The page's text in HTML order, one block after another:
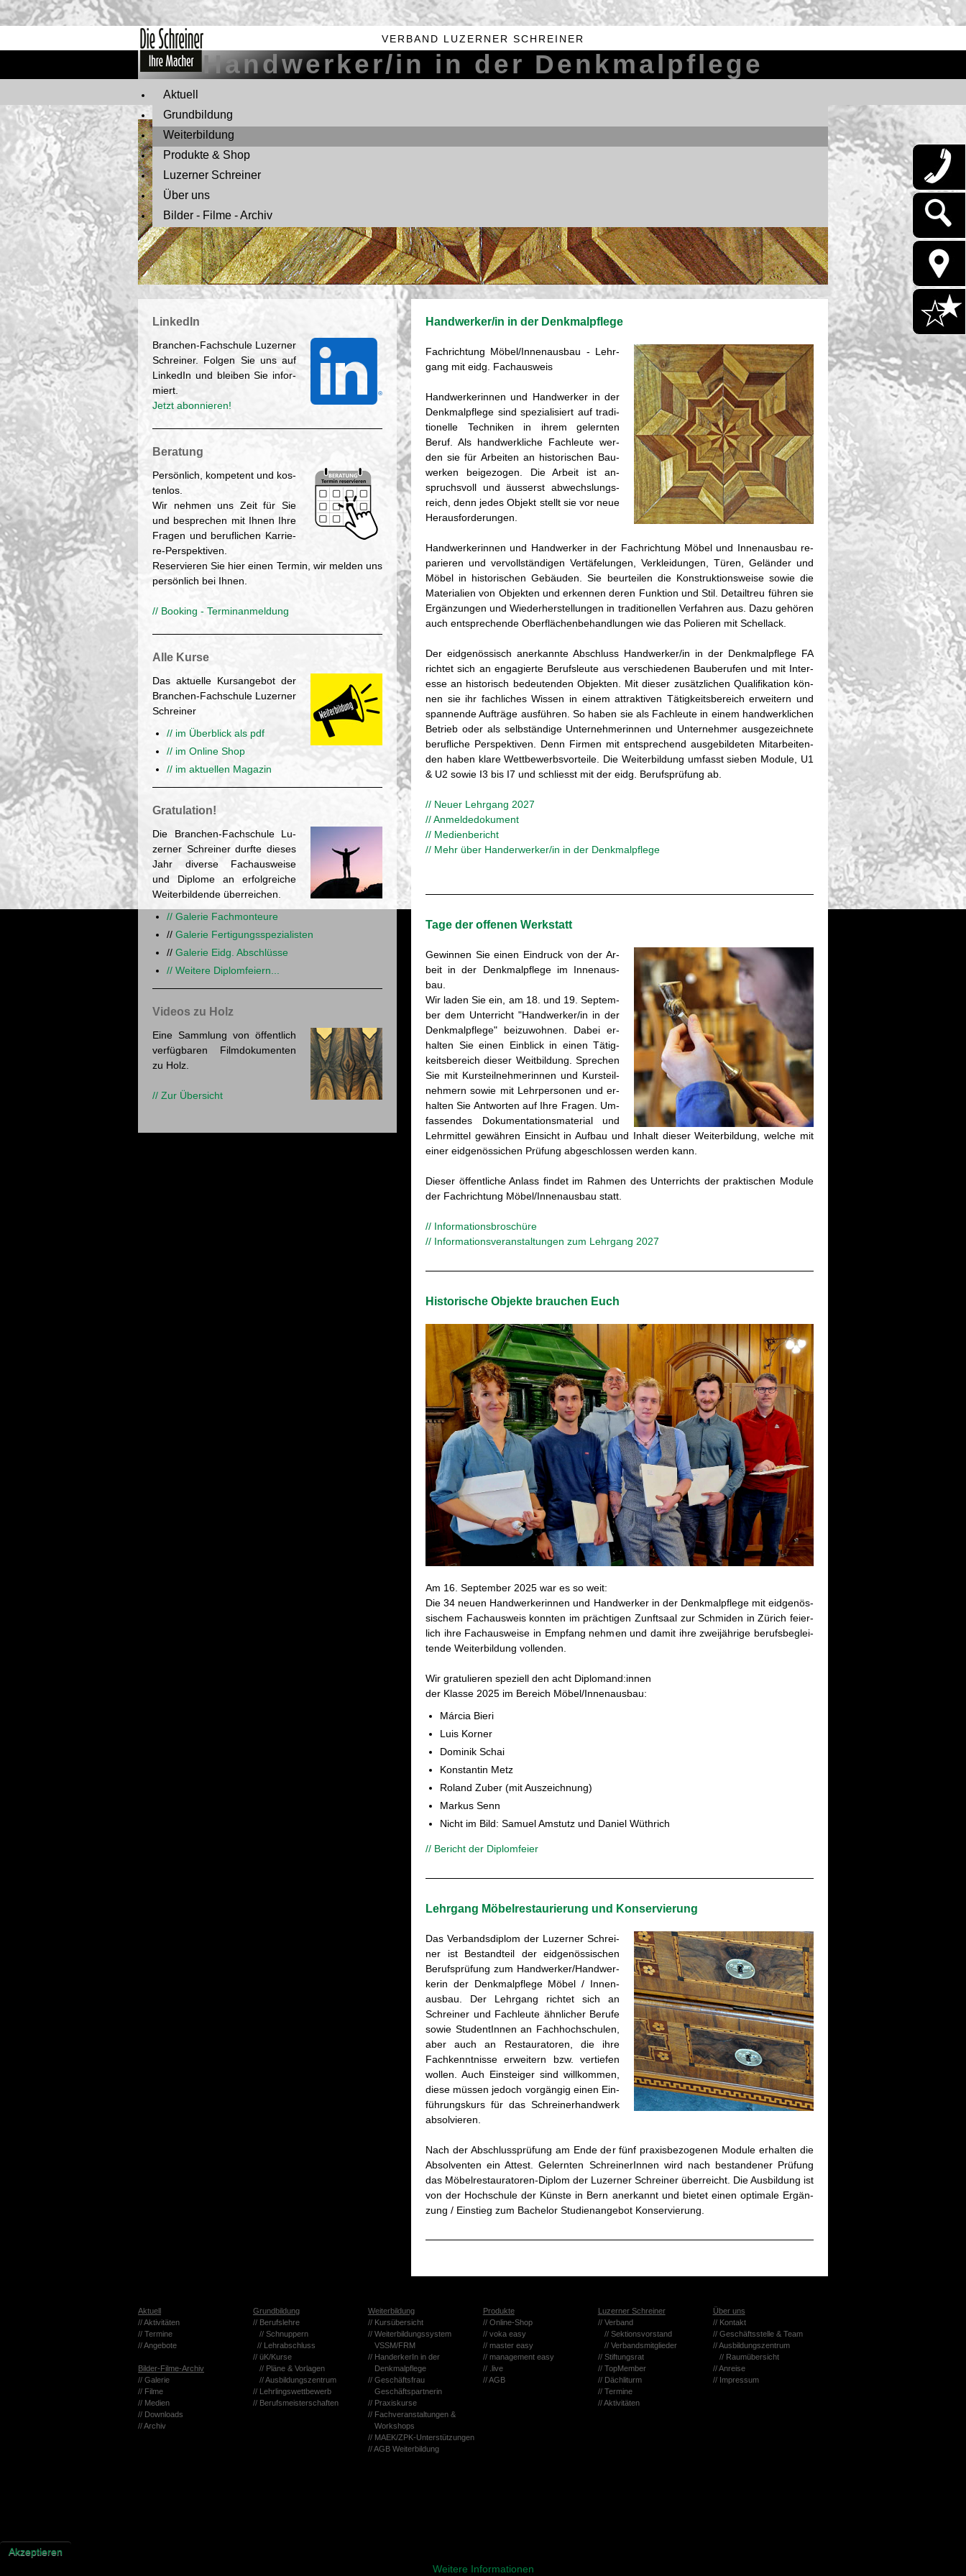
VER­BAND LU­ZER­NER SCHREI­NER
Hand­wer­ker/in in der Denk­mal­pfle­ge
Ak­tu­ell
Grund­bil­dung
Wei­ter­bil­dung
Pro­duk­te & Shop
Lu­zer­ner Schrei­ner
Über uns
Bil­der - Filme - Ar­chiv
Hand­wer­ker/in in der Denk­mal­pfle­ge
Fach­rich­tung Möbel/In­nen­aus­bau - Lehr­
gang mit eidg. Fach­aus­weis
Hand­wer­ke­rin­nen und Hand­wer­ker in der
Denk­mal­pfle­ge sind spe­zia­li­siert auf tra­di­
tio­nel­le Tech­ni­ken in ihrem ge­lern­ten
Beruf. Als hand­werk­li­che Fach­leu­te wer­
den sie für Ar­bei­ten an his­to­ri­schen Bau­
wer­ken bei­ge­zo­gen. Die Ar­beit ist an­
spruchs­voll und äus­serst ab­wechs­lungs­
reich, denn jedes Ob­jekt stellt sie vor neue
Her­aus­for­de­run­gen.
Hand­wer­ke­rin­nen und Hand­wer­ker in der Fach­rich­tung Möbel und In­nen­aus­bau re­
pa­rie­ren und ver­voll­stän­di­gen Ver­tä­fe­lun­gen, Ver­klei­dun­gen, Türen, Ge­län­der und
Möbel in his­to­ri­schen Ge­bäu­den. Sie be­ur­tei­len die Kon­struk­ti­ons­wei­se sowie die
Ma­te­ria­li­en von Ob­jek­ten und er­ken­nen deren Funk­ti­on und Stil. De­tail­treu füh­ren sie
Er­gän­zun­gen und Wie­der­her­stel­lun­gen in tra­di­tio­nel­len Ver­fah­ren aus. Dazu ge­hö­ren
auch ent­spre­chen­de Ober­flä­chen­be­hand­lun­gen wie das Po­lie­ren mit Schel­lack.
Der eid­ge­nös­sisch an­er­kann­te Ab­schluss Hand­wer­ker/in in der Denk­mal­pfle­ge FA
rich­tet sich an en­ga­gier­te Be­rufs­leu­te aus ver­schie­de­nen Bau­be­ru­fen und mit In­ter­
es­se an his­to­risch be­deu­ten­den Ob­jek­ten. Mit die­ser zu­sätz­li­chen Qua­li­fi­ka­ti­on kön­
nen sie ihr fach­li­ches Wis­sen in einem at­trak­ti­ven Tä­tig­keits­be­reich er­wei­tern und
span­nen­de Auf­trä­ge aus­füh­ren. So haben sie als Fach­leu­te in einem hand­werk­li­chen
Be­trieb oder als selb­stän­di­ge Un­ter­neh­me­rin­nen und Un­ter­neh­mer aus­ge­zeich­ne­te
be­ruf­li­che Per­spek­ti­ven. Denn Fir­men mit ent­spre­chend aus­ge­bil­de­ten Mit­ar­bei­ten­
den haben klare Wett­be­werbs­vor­tei­le. Die Wei­ter­bil­dung um­fasst sie­ben Mo­du­le, U1
& U2 sowie I3 bis I7 und schliesst mit der eidg. Be­rufs­prü­fung ab.
// Neuer Lehr­gang 2027
// An­mel­de­do­ku­ment
// Me­di­en­be­richt
// Mehr über Han­der­wer­ker/in in der Denk­mal­pfle­ge
Tage der of­fe­nen Werk­statt
Ge­win­nen Sie einen Ein­druck von der Ar­
beit in der Denk­mal­pfle­ge im In­nen­aus­
bau.
Wir laden Sie ein, am 18. und 19. Sep­tem­
ber dem Un­ter­richt "Hand­wer­ker/in in der
Denk­mal­pfle­ge" bei­zu­woh­nen. Dabei er­
hal­ten Sie einen Ein­blick in einen Tä­tig­
keits­be­reich die­ser Weit­bil­dung. Spre­chen
Sie mit Kurs­teil­neh­me­rin­nen und Kurs­teil­
neh­mern sowie mit Lehr­per­so­nen und er­
hal­ten Sie Ant­wor­ten auf Ihre Fra­gen. Um­
fas­sen­des Do­ku­men­ta­ti­ons­ma­te­ri­al und
Lehr­mit­tel ge­wäh­ren Ein­sicht in Auf­bau und In­halt die­ser Wei­ter­bil­dung, wel­che mit
einer eid­ge­nös­si­chen Prü­fung ab­ge­schlos­sen wer­den kann.
Die­ser öf­fent­li­che An­lass fin­det im Rah­men des Un­ter­richts der prak­ti­schen Mo­du­le
der Fach­rich­tung Möbel/In­nen­aus­bau statt.
// In­for­ma­ti­ons­bro­schü­re
// In­for­ma­ti­ons­ver­an­stal­tun­gen zum Lehr­gang 2027
His­to­ri­sche Ob­jek­te brau­chen Euch
Am 16. Sep­tem­ber 2025 war es so weit:
Die 34 neuen Hand­wer­ke­rin­nen und Hand­wer­ker in der Denk­mal­pfle­ge mit eid­ge­nös­
si­schem Fach­aus­weis konn­ten im präch­ti­gen Zunfts­aal zur Schmi­den in Zü­rich fei­er­
lich ihre Fach­aus­wei­se in Emp­fang neh­men und damit ihre zwei­jäh­ri­ge be­rufs­be­glei­
ten­de Wei­ter­bil­dung voll­enden.
Wir gra­tu­lie­ren spe­zi­ell den acht Di­plo­mand:innen
der Klas­se 2025 im Be­reich Möbel/In­nen­aus­bau:
Márcia Bieri
Luis Kor­ner
Do­mi­nik Schai
Kon­stan­tin Metz
Ro­land Zuber (mit Aus­zeich­nung)
Mar­kus Senn
Nicht im Bild: Sa­mu­el Am­stutz und Da­ni­el Wü­th­rich
// Be­richt der Di­plom­fei­er
Lehr­gang Mö­bel­re­stau­rie­rung und Kon­ser­vie­rung
Das Ver­bands­di­plom der Lu­zer­ner Schrei­
ner ist Be­stand­teil der eid­ge­nös­si­schen
Be­rufs­prü­fung zum Hand­wer­ker/Hand­wer­
ke­rin der Denk­mal­pfle­ge Möbel / In­nen­
aus­bau. Der Lehr­gang rich­tet sich an
Schrei­ner und Fach­leu­te ähn­li­cher Be­ru­fe
sowie Stu­den­tIn­nen an Fach­hoch­schu­len,
aber auch an Re­stau­ra­to­ren, die ihre
Fach­kennt­nis­se er­wei­tern bzw. ver­tie­fen
wol­len. Auch Ein­stei­ger sind will­kom­men,
diese müs­sen je­doch vor­gän­gig einen Ein­
füh­rungs­kurs für das Schrei­ner­hand­werk
ab­sol­vie­ren.
Nach der Ab­schluss­prü­fung am Ende der fünf pra­xis­be­zo­ge­nen Mo­du­le er­hal­ten die
Ab­sol­ven­ten ein At­test. Ge­lern­ten Schrei­ne­rIn­nen wird nach be­stan­de­ner Prü­fung
das Mö­bel­re­stau­ra­to­ren-Di­plom der Lu­zer­ner Schrei­ner über­reicht. Die Aus­bil­dung ist
von der Hoch­schu­le der Küns­te in Bern an­er­kannt und bie­tet einen op­ti­ma­le Er­gän­
zung / Ein­stieg zum Ba­che­lor Stu­di­en­an­ge­bot Kon­ser­vie­rung.
Lin­ke­dIn
Bran­chen-Fach­schu­le Lu­zer­ner
Schrei­ner. Fol­gen Sie uns auf
Lin­ke­dIn und blei­ben Sie in­for­
miert.
Jetzt abon­nie­ren!
Be­ra­tung
Per­sön­lich, kom­pe­tent und kos­
ten­los.
Wir neh­men uns Zeit für Sie
und be­spre­chen mit Ihnen Ihre
Fra­gen und be­ruf­li­chen Kar­rie­
re-Per­spek­ti­ven.
Re­ser­vie­ren Sie hier einen Ter­min, wir mel­den uns
per­sön­lich bei Ihnen.
// Boo­king - Ter­mi­nan­mel­dung
Alle Kurse
Das ak­tu­el­le Kurs­an­ge­bot der
Bran­chen-Fach­schu­le Lu­zer­ner
Schrei­ner
// im Über­blick als pdf
// im On­line Shop
// im ak­tu­el­len Ma­ga­zin
Gra­tu­la­ti­on!
Die Bran­chen-Fach­schu­le Lu­
zer­ner Schrei­ner durf­te die­ses
Jahr di­ver­se Fach­aus­wei­se
und Di­plo­me an er­folg­rei­che
Wei­ter­bil­den­de über­rei­chen.
// Ga­le­rie Fachmon­teu­re
// Ga­le­rie Fer­ti­gungs­spe­zia­lis­ten
// Ga­le­rie Eidg. Ab­schlüs­se
// Wei­te­re Di­plom­fei­ern...
Vi­de­os zu Holz
Eine Samm­lung von öf­fent­lich
ver­füg­ba­ren Film­do­ku­men­ten
zu Holz.
// Zur Über­sicht
Ak­tu­ell
// Ak­ti­vi­tä­ten
// Ter­mi­ne
// An­ge­bo­te
Bil­der-Fil­me-Ar­chiv
// Ga­le­rie
// Filme
// Me­di­en
// Down­loads
// Ar­chiv
Grund­bil­dung
// Be­rufs­leh­re
// Schnup­pern
// Lehr­ab­schluss
// üK/Kurse
// Pläne & Vor­la­gen
// Aus­bil­dungs­zen­trum
// Lehr­lings­wett­be­werb
// Be­rufs­meis­ter­schaf­ten
Wei­ter­bil­dung
// Kurs­über­sicht
// Wei­ter­bil­dungs­sys­tem
VSSM/FRM
// Han­der­ke­rIn in der
Denk­mal­pfle­ge
// Ge­schäfts­frau
Ge­schäfts­part­ne­rin
// Pra­xis­kur­se
// Fach­ver­an­stal­tun­gen &
Work­shops
// MAEK/ZPK-Un­ter­stüt­zun­gen
// AGB Wei­ter­bil­dung
Pro­duk­te
// On­line-Shop
// voka easy
// mas­ter easy
// ma­nage­ment easy
// .live
// AGB
Lu­zer­ner Schrei­ner
// Ver­band
// Sek­ti­ons­vor­stand
// Ver­bands­mit­glie­der
// Stif­tungs­rat
// Top­Mem­ber
// Däch­li­turm
// Ter­mi­ne
// Ak­ti­vi­tä­ten
Über uns
// Kon­takt
// Ge­schäfts­stel­le & Team
// Aus­bil­dungs­zen­trum
// Raum­über­sicht
// An­rei­se
// Im­pres­sum
Ak­zep­tie­ren
Wei­te­re In­for­ma­tio­nen